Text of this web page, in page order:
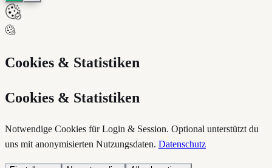
Cookies & Statistiken
Cookies & Statistiken
Notwendige Cookies für Login & Session. Optional unterstützt du
uns mit anonymisierten Nutzungsdaten. Datenschutz